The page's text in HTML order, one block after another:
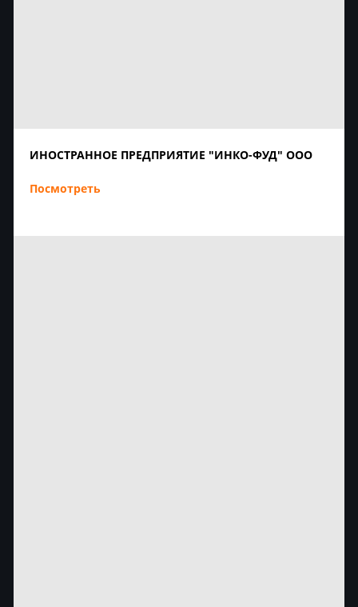
ИНОСТРАННОЕ ПРЕДПРИЯТИЕ "ИНКО-ФУД" ООО
Посмотреть